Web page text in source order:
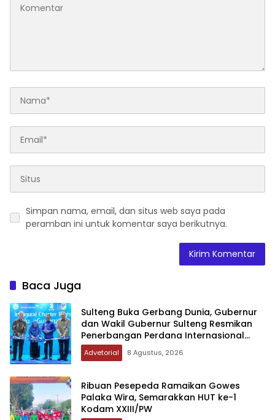
Simpan nama, email, dan situs web saya pada
peramban ini untuk komentar saya berikutnya.
Baca Juga
Sulteng Buka Gerbang Dunia, Gubernur
dan Wakil Gubernur Sulteng Resmikan
Penerbangan Perdana Internasional
Palu-Guangzhou
Advetorial 8 Agustus, 2026
Ribuan Pesepeda Ramaikan Gowes
Palaka Wira, Semarakkan HUT ke-1
Kodam XXIII/PW